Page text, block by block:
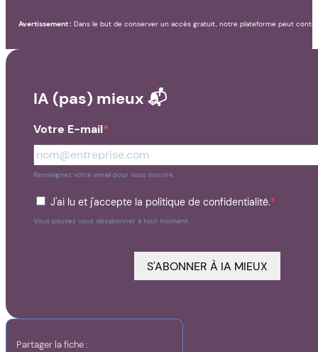
Avertissement : Dans le but de conserver un accès gratuit, notre plateforme peut
IA (pas) mieux 📬
Votre E-mail
Renseignez votre email pour vous inscrire.
J'ai lu et j'accepte la politique de confidentialité.
Vous pouvez vous désabonner à tout moment.
S'ABONNER À IA MIEUX
Partager la fiche :